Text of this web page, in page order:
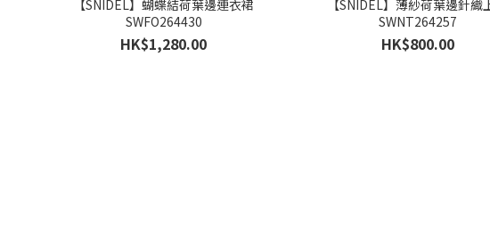
【SNIDEL】蝴蝶結荷葉邊連衣裙
SWFO264430
HK$1,280.00
【SNIDEL】薄紗荷葉邊針織
SWNT264257
HK$800.00